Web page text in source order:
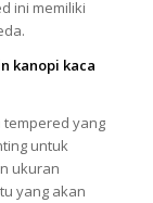
ini memiliki
kanopi kaca
yang
untuk
ukuran
yang akan